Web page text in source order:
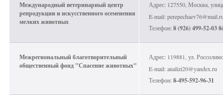
Международный ветеринарный центр
репродукции и искусственного осеменения
мелких животных
Адрес: 127550, Москва,
E-mail:
Телефон: 8 (926) 499-52-03
Межрегиональный благотворительный
общественный фонд "Спасение животных"
Адрес: 119881, ул.
E-mail: analizi20@yandex.ru
Телефон:8-495-592-96-31